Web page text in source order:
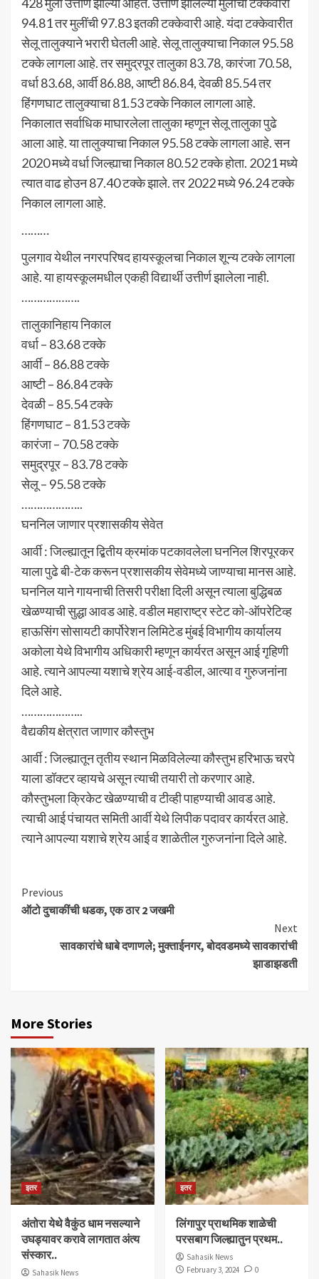
94.81 तर मुलींची 97.83 इतकी टक्केवारी आहे. यंदा टक्केवारीत
सेलू तालुक्याने भरारी घेतली आहे. सेलू तालुक्याचा निकाल 95.58
टक्के लागला आहे. तर समुद्रपूर तालुका 83.78, कारंजा 70.58,
वर्धा 83.68, आर्वी 86.88, आष्टी 86.84, देवळी 85.54 तर
हिंगणघाट तालुक्याचा 81.53 टक्के निकाल लागला आहे.
निकालात सर्वाधिक माघारलेला तालुका म्हणून सेलू तालुका पुढे
आला आहे. या तालुक्याचा निकाल 95.58 टक्के लागला आहे. सन
2020 मध्ये वर्धा जिल्ह्याचा निकाल 80.52 टक्के होता. 2021 मध्ये
त्यात वाढ होउन 87.40 टक्के झाले. तर 2022 मध्ये 96.24 टक्के
निकाल लागला आहे.
………
पुलगाव येथील नगरपरिषद हायस्कूलचा निकाल शून्य टक्के लागला
आहे. या हायस्कूलमधील एकही विद्यार्थी उत्तीर्ण झालेला नाही.
……………….
तालुकानिहाय निकाल
वर्धा – 83.68 टक्के
आर्वी – 86.88 टक्के
आष्टी – 86.84 टक्के
देवळी – 85.54 टक्के
हिंगणघाट – 81.53 टक्के
कारंजा – 70.58 टक्के
समुद्रपूर – 83.78 टक्के
सेलू – 95.58 टक्के
………………..
घननिल जाणार प्रशासकीय सेवेत
आर्वी : जिल्ह्यातून द्बितीय क्रमांक पटकावलेला घननिल शिरपूरकर
याला पुढे बी-टेक करून प्रशासकीय सेवेमध्ये जाण्याचा मानस आहे.
घननिल याने गायनाची तिसरी परीक्षा दिली असून त्याला बुद्धिबळ
खेळण्याची सुद्धा आवड आहे. वडील महाराष्ट्र स्टेट को-ऑपरेटिव्ह
हाऊसिंग सोसायटी कार्पोरेशन लिमिटेड मुंबई विभागीय कार्यालय
अकोला येथे विभागीय अधिकारी म्हणून कार्यरत असून आई गृहिणी
आहे. त्याने आपल्या यशाचे श्रेय आई-वडील, आत्या व गुरुजनांना
दिले आहे.
………………..
वैद्यकीय क्षेत्रात जाणार कौस्तुभ
आर्वी : जिल्ह्यातून तृतीय स्थान मिळविलेल्या कौस्तुभ हरिभाऊ चरपे
याला डॉक्टर व्हायचे असून त्याची तयारी तो करणार आहे.
कौस्तुभला क्रिकेट खेळण्याची व टीव्ही पाहण्याची आवड आहे.
त्याची आई पंचायत समिती आर्वी येथे लिपीक पदावर कार्यरत आहे.
त्याने आपल्या यशाचे श्रेय आई व शाळेतील गुरुजनांना दिले आहे.
Continue
Reading
Previous
ऑटो दुचाकींची धडक, एक ठार 2 जखमी
Next
सावकारांचे धाबे दणाणले; मुक्ताईनगर, बोदवडमध्ये सावकारांची
झाडाझडती
More Stories
इतर
अंतोरा येथे वैकुंठ धाम नसल्याने
उघड्यावर करावे लागतात अंत्य
संस्कार..
Sahasik News
इतर
लिंगापुर प्राथमिक शाळेची
परसबाग जिल्ह्यातुन प्रथम..
Sahasik News
February 3, 2024
0